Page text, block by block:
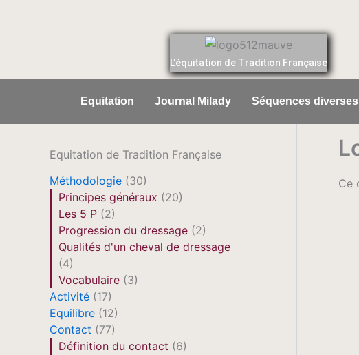
L'équitation de Tradition Française
Equitation Journal Milady Séquences diverses
Equitation de Tradition Française
Méthodologie (30)
Principes généraux (20)
Les 5 P (2)
Progression du dressage (2)
Qualités d'un cheval de dressage
(4)
Vocabulaire (3)
Activité (17)
Equilibre (12)
Contact (77)
Définition du contact (6)
Ce